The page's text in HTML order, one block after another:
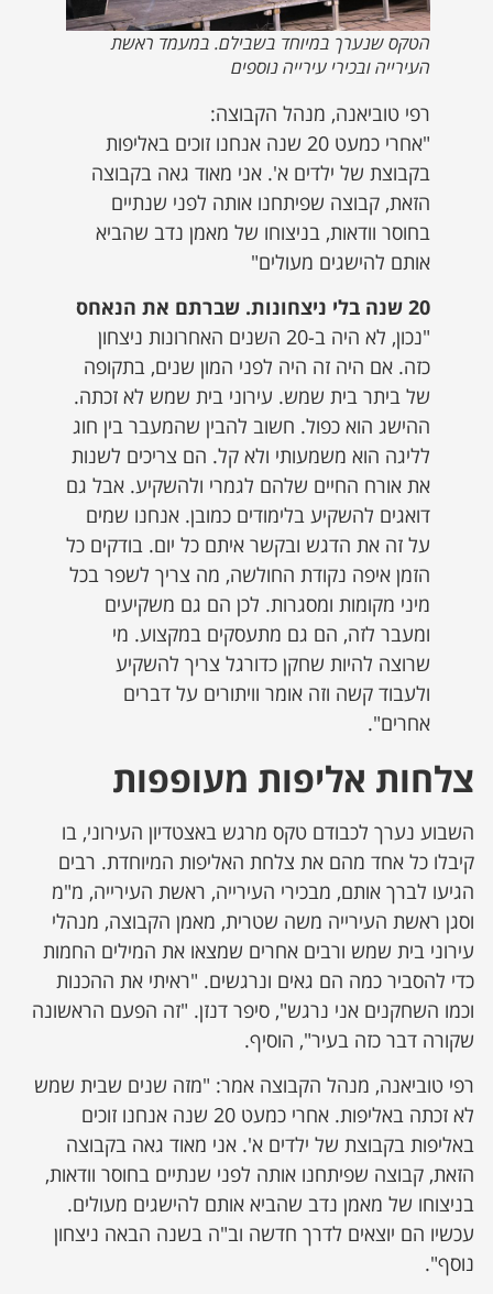
הטקס שנערך במיוחד בשבילם. במעמד ראשת
העירייה ובכירי עירייה נוספים
רפי טוביאנה, מנהל הקבוצה:
"אחרי כמעט 20 שנה אנחנו זוכים באליפות
בקבוצת של ילדים א'. אני מאוד גאה בקבוצה
הזאת, קבוצה שפיתחנו אותה לפני שנתיים
בחוסר וודאות, בניצוחו של מאמן נדב שהביא
אותם להישגים מעולים"
20 שנה בלי ניצחונות. שברתם את הנאחס
"נכון, לא היה ב-20 השנים האחרונות ניצחון
כזה. אם היה זה היה לפני המון שנים, בתקופה
של ביתר בית שמש. עירוני בית שמש לא זכתה.
ההישג הוא כפול. חשוב להבין שהמעבר בין חוג
לליגה הוא משמעותי ולא קל. הם צריכים לשנות
את אורח החיים שלהם לגמרי ולהשקיע. אבל גם
דואגים להשקיע בלימודים כמובן. אנחנו שמים
על זה את הדגש ובקשר איתם כל יום. בודקים כל
הזמן איפה נקודת החולשה, מה צריך לשפר בכל
מיני מקומות ומסגרות. לכן הם גם משקיעים
ומעבר לזה, הם גם מתעסקים במקצוע. מי
שרוצה להיות שחקן כדורגל צריך להשקיע
ולעבוד קשה וזה אומר וויתורים על דברים
אחרים".
צלחות אליפות מעופפות
השבוע נערך לכבודם טקס מרגש באצטדיון העירוני, בו
קיבלו כל אחד מהם את צלחת האליפות המיוחדת. רבים
הגיעו לברך אותם, מבכירי העירייה, ראשת העירייה, מ"מ
וסגן ראשת העירייה משה שטרית, מאמן הקבוצה, מנהלי
עירוני בית שמש ורבים אחרים שמצאו את המילים החמות
כדי להסביר כמה הם גאים ונרגשים. "ראיתי את ההכנות
וכמו השחקנים אני נרגש", סיפר דנזן. "זה הפעם הראשונה
שקורה דבר כזה בעיר", הוסיף.
רפי טוביאנה, מנהל הקבוצה אמר: "מזה שנים שבית שמש
לא זכתה באליפות. אחרי כמעט 20 שנה אנחנו זוכים
באליפות בקבוצת של ילדים א'. אני מאוד גאה בקבוצה
הזאת, קבוצה שפיתחנו אותה לפני שנתיים בחוסר וודאות,
בניצוחו של מאמן נדב שהביא אותם להישגים מעולים.
עכשיו הם יוצאים לדרך חדשה וב"ה בשנה הבאה ניצחון
נוסף".